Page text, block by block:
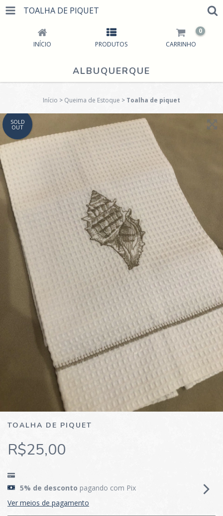
TOALHA DE PIQUET
INÍCIO PRODUTOS CARRINHO
0
ALBUQUERQUE
Início > Queima de Estoque > Toalha de piquet
SOLD
OUT
TOALHA DE PIQUET
R$25,00
5% de desconto pagando com Pix
Ver meios de pagamento